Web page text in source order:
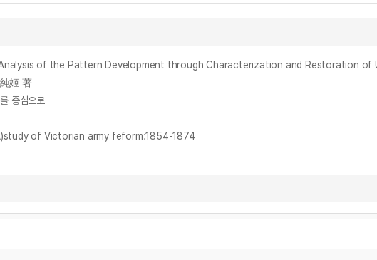
발 = Analysis of the Pattern Development through Characterization and Restoration
姬 著
중심으로
of Victorian army feform:1854-1874